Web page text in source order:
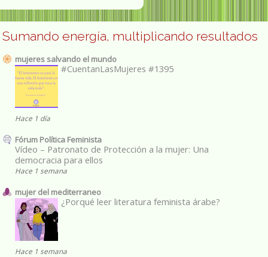
Sumando energía, multiplicando resultados
mujeres salvando el mundo
#CuentanLasMujeres #1395
Hace 1 día
Fórum Política Feminista
Vídeo – Patronato de Protección a la mujer: Una
democracia para ellos
Hace 1 semana
mujer del mediterraneo
¿Porqué leer literatura feminista árabe?
Hace 1 semana